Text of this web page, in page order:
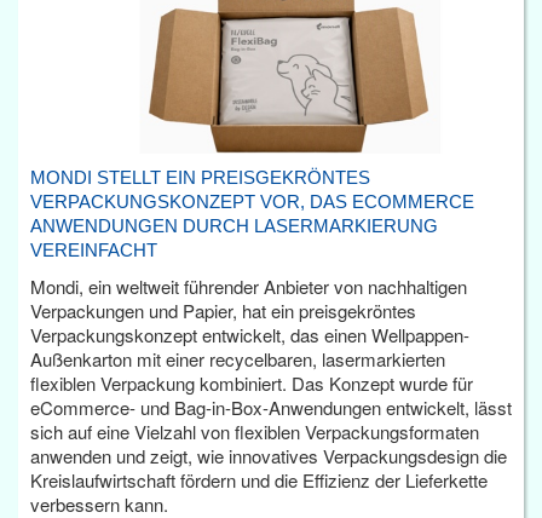
MONDI STELLT EIN PREISGEKRÖNTES
VERPACKUNGSKONZEPT VOR, DAS ECOMMERCE
ANWENDUNGEN DURCH LASERMARKIERUNG
VEREINFACHT
Mondi, ein weltweit führender Anbieter von nachhaltigen
Verpackungen und Papier, hat ein preisgekröntes
Verpackungskonzept entwickelt, das einen Wellpappen-
Außenkarton mit einer recycelbaren, lasermarkierten
flexiblen Verpackung kombiniert. Das Konzept wurde für
eCommerce- und Bag-in-Box-Anwendungen entwickelt, lässt
sich auf eine Vielzahl von flexiblen Verpackungsformaten
anwenden und zeigt, wie innovatives Verpackungsdesign die
Kreislaufwirtschaft fördern und die Effizienz der Lieferkette
verbessern kann.